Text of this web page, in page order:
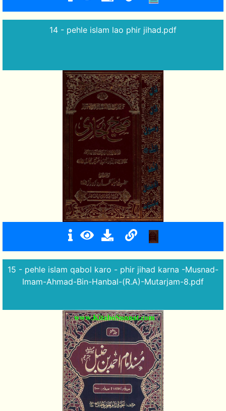
14 - pehle islam lao phir jihad.pdf
15 - pehle islam qabol karo - phir jihad karna -Musnad-
Imam-Ahmad-Bin-Hanbal-(R.A)-Mutarjam-8.pdf